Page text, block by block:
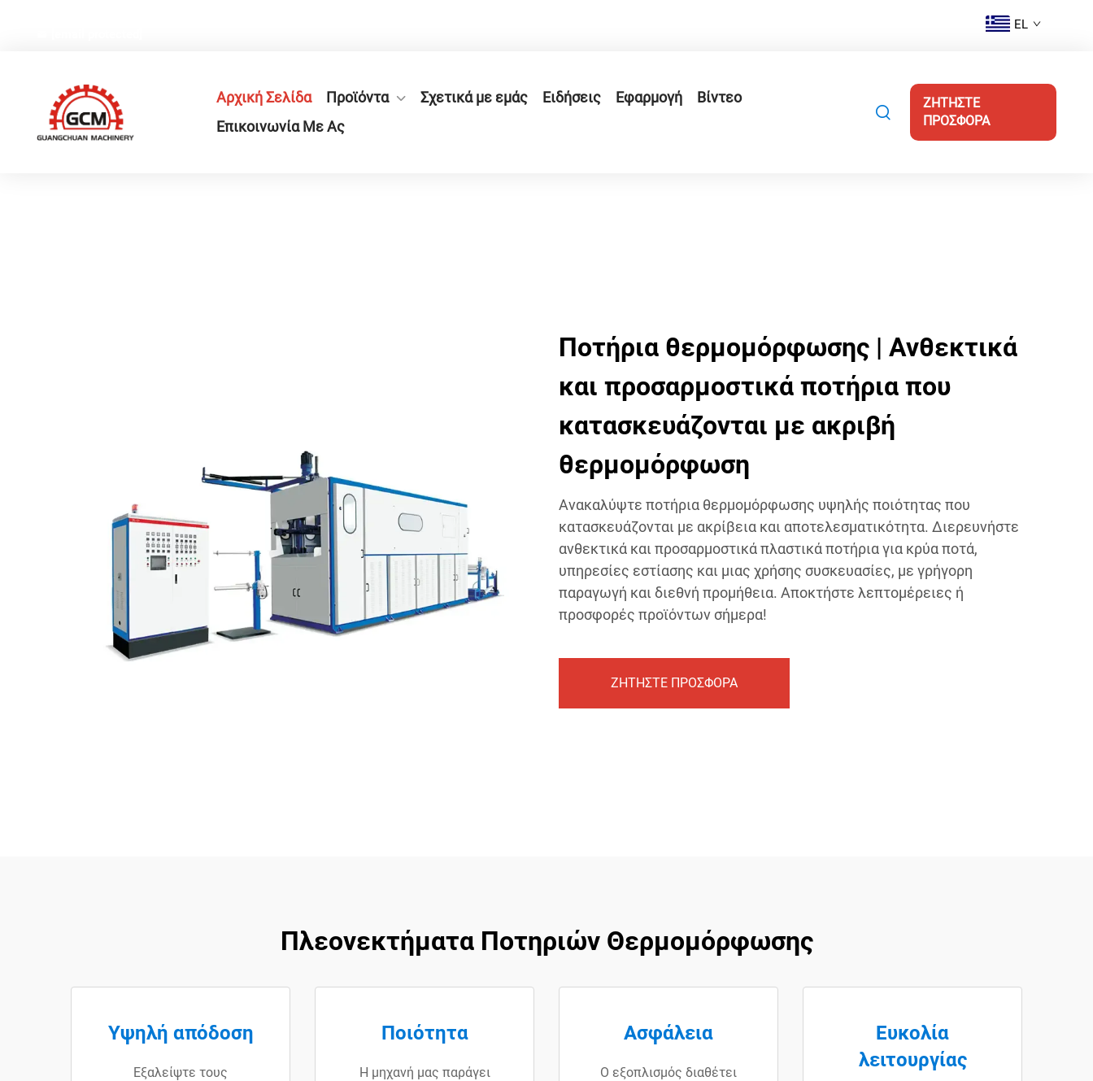
EL
Αρχική Σελίδα Προϊόντα Σχετικά με εμάς Ειδήσεις Εφαρμογή
Βίντεο
Επικοινωνία Με Ας
ΖΗΤΗΣΤΕ
ΠΡΟΣΦΟΡΑ
Ποτήρια θερμομόρφωσης | Ανθεκτικά
και προσαρμοστικά ποτήρια που
κατασκευάζονται με ακριβή
θερμομόρφωση
Ανακαλύψτε ποτήρια θερμομόρφωσης υψηλής ποιότητας που
κατασκευάζονται με ακρίβεια και αποτελεσματικότητα. Διερευνήστε
ανθεκτικά και προσαρμοστικά πλαστικά ποτήρια για κρύα ποτά,
υπηρεσίες εστίασης και μιας χρήσης συσκευασίες, με γρήγορη
παραγωγή και διεθνή προμήθεια. Αποκτήστε λεπτομέρειες ή
προσφορές προϊόντων σήμερα!
ΖΗΤΗΣΤΕ ΠΡΟΣΦΟΡΑ
Πλεονεκτήματα Ποτηριών Θερμομόρφωσης
Υψηλή απόδοση
Εξαλείψτε τους
Ποιότητα
Η μηχανή μας παράγει
Ασφάλεια
Ο εξοπλισμός διαθέτει
Ευκολία
λειτουργίας